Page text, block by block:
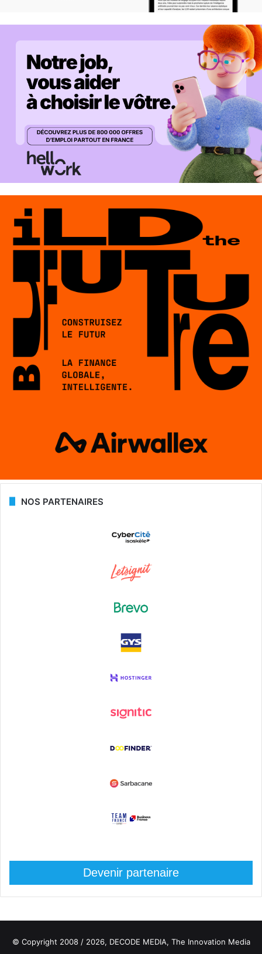
NOS PARTENAIRES
Devenir partenaire
© Copyright 2008 / 2026, DECODE MEDIA, The Innovation Media